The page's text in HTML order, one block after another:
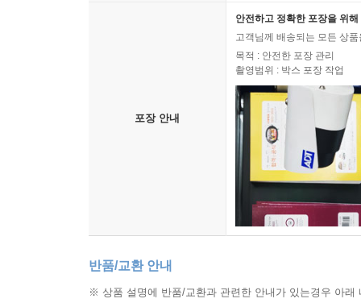
포장 안내
안전하고 정확한 포장을 위
고객님께 배송되는 모든 상
목적 : 안전한 포장 관리
촬영범위 : 박스 포장 작업
반품/교환 안내
※ 상품 설명에 반품/교환과 관련한 안내가 있는경우 아